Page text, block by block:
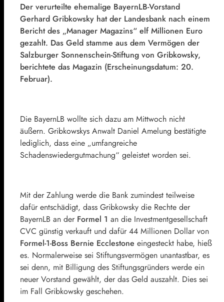
Der verurteilte ehemalige BayernLB-Vorstand
Gerhard Gribkowsky hat der Landesbank nach einem
Bericht des „Manager Magazins“ elf Millionen Euro
gezahlt. Das Geld stamme aus dem Vermögen der
Salzburger Sonnenschein-Stiftung von Gribkowsky,
berichtete das Magazin (Erscheinungsdatum: 20.
Februar).
Die BayernLB wollte sich dazu am Mittwoch nicht
äußern. Gribkowskys Anwalt Daniel Amelung bestätigte
lediglich, dass eine „umfangreiche
Schadenswiedergutmachung“ geleistet worden sei.
Mit der Zahlung werde die Bank zumindest teilweise
dafür entschädigt, dass Gribkowsky die Rechte der
BayernLB an der Formel 1 an die Investmentgesellschaft
CVC günstig verkauft und dafür 44 Millionen Dollar von
Formel-1-Boss Bernie Ecclestone eingesteckt habe, hieß
es. Normalerweise sei Stiftungsvermögen unantastbar, es
sei denn, mit Billigung des Stiftungsgründers werde ein
neuer Vorstand gewählt, der das Geld auszahlt. Dies sei
im Fall Gribkowsky geschehen.